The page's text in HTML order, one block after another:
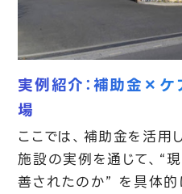
実例紹介：補助金×ケ
場
ここでは、補助金を活用
施設の実例を通じて、“
善されたのか” を具体的